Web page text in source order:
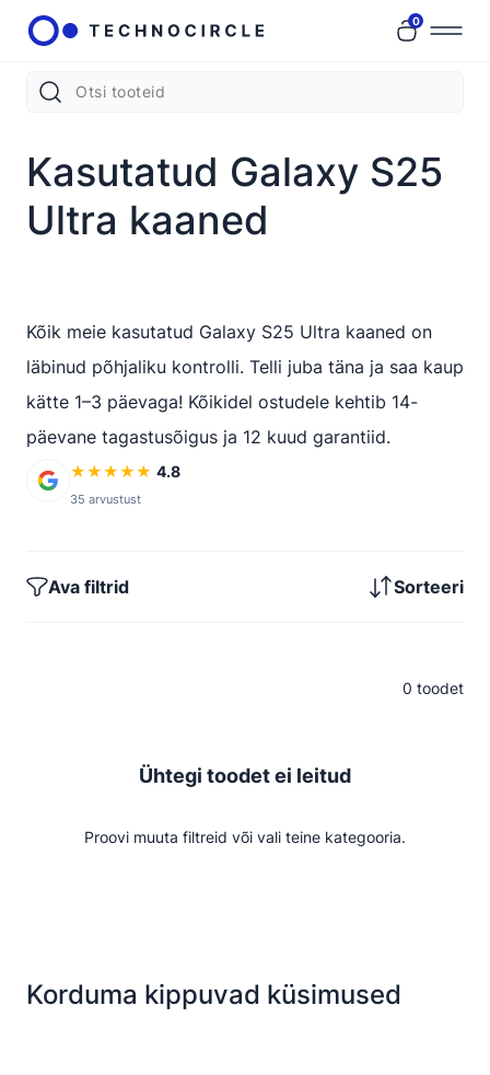
0
Kasutatud Galaxy S25
Ultra kaaned
Kõik meie kasutatud Galaxy S25 Ultra kaaned on
läbinud põhjaliku kontrolli. Telli juba täna ja saa kaup
kätte 1–3 päevaga! Kõikidel ostudele kehtib 14-
päevane tagastusõigus ja 12 kuud garantiid.
★★★★★ 4.8
35 arvustust
Ava filtrid Sorteeri
0 toodet
Ühtegi toodet ei leitud
Proovi muuta filtreid või vali teine kategooria.
Korduma kippuvad küsimused